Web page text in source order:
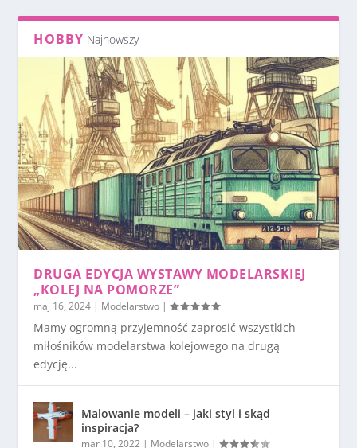
HOBBY Najnowszy
DRUGA EDYCJA WYSTAWY MODELARSKIEJ
„KOLEJ NA POMORZE”
maj 16, 2024 | Modelarstwo |
Mamy ogromną przyjemność zaprosić wszystkich
miłośników modelarstwa kolejowego na drugą
edycję...
Malowanie modeli – jaki styl i skąd
inspiracja?
mar 10, 2022 | Modelarstwo |